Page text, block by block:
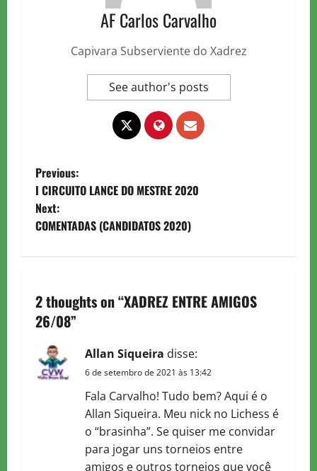
AF Carlos Carvalho
Capivara Subserviente do Xadrez
See author's posts
P
o
s
n
a
v
i
Previous:
I CIRCUITO LANCE DO MESTRE 2020
Next:
COMENTADAS (CANDIDATOS 2020)
2 thoughts on “XADREZ ENTRE AMIGOS
26/08”
Allan Siqueira disse:
6 de setembro de 2021 às 13:42
Fala Carvalho! Tudo bem? Aqui é o
Allan Siqueira. Meu nick no Lichess é
o “brasinha”. Se quiser me convidar
para jogar uns torneios entre
amigos e outros torneios que você